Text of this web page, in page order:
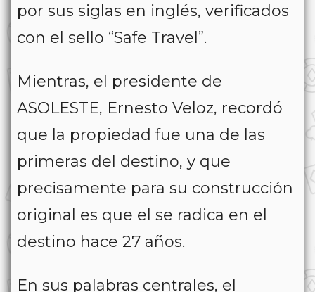
por sus siglas en inglés, verificados
con el sello “Safe Travel”.
Mientras, el presidente de
ASOLESTE, Ernesto Veloz, recordó
que la propiedad fue una de las
primeras del destino, y que
precisamente para su construcción
original es que el se radica en el
destino hace 27 años.
En sus palabras centrales, el